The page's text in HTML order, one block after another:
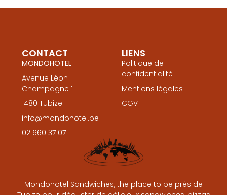
Mondohotel Sandwiches, the place to be près de
CONTACT
MONDOHOTEL
Avenue Léon
Champagne 1
1480 Tubize
info@mondohotel.be
02 660 37 07
LIENS
Politique de
confidentialité
Mentions légales
CGV